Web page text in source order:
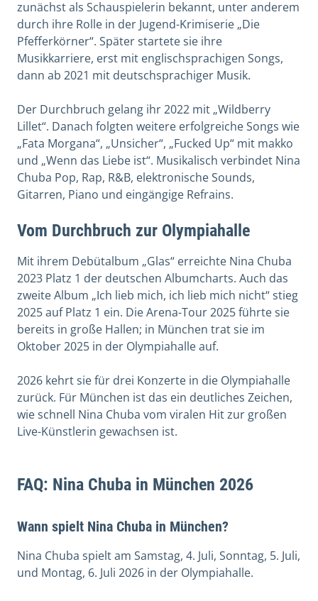
zunächst als Schauspielerin bekannt, unter anderem
durch ihre Rolle in der Jugend-Krimiserie „Die
Pfefferkörner“. Später startete sie ihre
Musikkarriere, erst mit englischsprachigen Songs,
dann ab 2021 mit deutschsprachiger Musik.
Der Durchbruch gelang ihr 2022 mit „Wildberry
Lillet“. Danach folgten weitere erfolgreiche Songs wie
„Fata Morgana“, „Unsicher“, „Fucked Up“ mit makko
und „Wenn das Liebe ist“. Musikalisch verbindet Nina
Chuba Pop, Rap, R&B, elektronische Sounds,
Gitarren, Piano und eingängige Refrains.
Vom Durchbruch zur Olympiahalle
Mit ihrem Debütalbum „Glas“ erreichte Nina Chuba
2023 Platz 1 der deutschen Albumcharts. Auch das
zweite Album „Ich lieb mich, ich lieb mich nicht“ stieg
2025 auf Platz 1 ein. Die Arena-Tour 2025 führte sie
bereits in große Hallen; in München trat sie im
Oktober 2025 in der Olympiahalle auf.
2026 kehrt sie für drei Konzerte in die Olympiahalle
zurück. Für München ist das ein deutliches Zeichen,
wie schnell Nina Chuba vom viralen Hit zur großen
Live-Künstlerin gewachsen ist.
FAQ: Nina Chuba in München 2026
Wann spielt Nina Chuba in München?
Nina Chuba spielt am Samstag, 4. Juli, Sonntag, 5. Juli,
und Montag, 6. Juli 2026 in der Olympiahalle.